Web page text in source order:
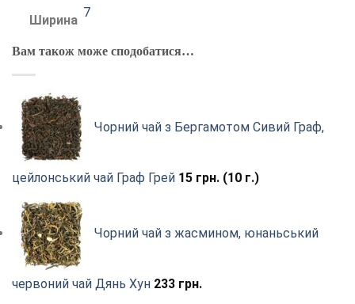
Ширина
7
Вам також може сподобатися…
Чорний чай з Бергамотом Сивий Граф,
цейлонський чай Граф Грей 15 грн. (10 г.)
Чорний чай з жасмином, юнаньський
червоний чай Дянь Хун 233 грн.